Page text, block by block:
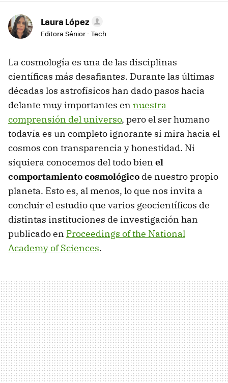
Laura López
Editora Sénior - Tech
La cosmología es una de las disciplinas
científicas más desafiantes. Durante las últimas
décadas los astrofísicos han dado pasos hacia
delante muy importantes en nuestra
comprensión del universo, pero el ser humano
todavía es un completo ignorante si mira hacia el
cosmos con transparencia y honestidad. Ni
siquiera conocemos del todo bien el
comportamiento cosmológico de nuestro propio
planeta. Esto es, al menos, lo que nos invita a
concluir el estudio que varios geocientíficos de
distintas instituciones de investigación han
publicado en Proceedings of the National
Academy of Sciences.